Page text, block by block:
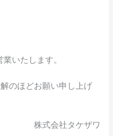
いたします。
のほどお願い申し上げ
株式会社タケザワ